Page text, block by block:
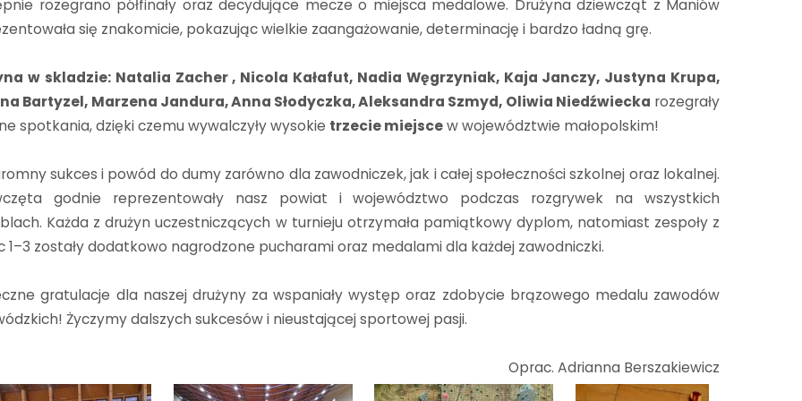
rozegrano półfinały oraz decydujące mecze o miejsca medalowe. Drużyna dziewcząt z Maniów
się znakomicie, pokazując wielkie zaangażowanie, determinację i bardzo ładną grę.
w skladzie: Natalia Zacher , Nicola Kałafut, Nadia Węgrzyniak, Kaja Janczy, Justyna Krupa,
Bartyzel, Marzena Jandura, Anna Słodyczka, Aleksandra Szmyd, Oliwia Niedźwiecka rozegrały
spotkania, dzięki czemu wywalczyły wysokie trzecie miejscew województwie małopolskim!
sukces i powód do dumy zarówno dla zawodniczek, jak i całej społeczności szkolnej oraz lokalnej.
godnie reprezentowały nasz powiat i województwo podczas rozgrywek na wszystkich
Każda z drużyn uczestniczących w turnieju otrzymała pamiątkowy dyplom, natomiast zespoły z
1–3 zostały dodatkowo nagrodzone pucharami oraz medalami dla każdej zawodniczki.
gratulacje dla naszej drużyny za wspaniały występ oraz zdobycie brązowego medalu zawodów
Życzymy dalszych sukcesów i nieustającej sportowej pasji.
Oprac. Adrianna Berszakiewicz